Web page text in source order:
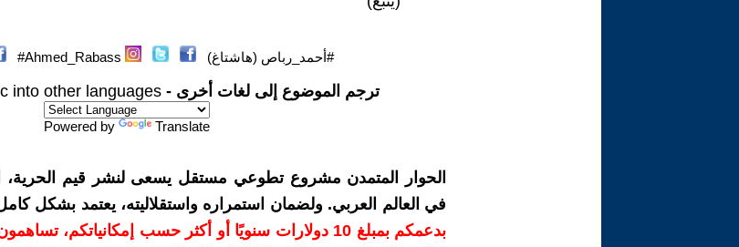
#أحمد_رباص (هاشتاغ) Ahmed_Rabass#
ترجم الموضوع إلى لغات أخرى - into other languages
Powered by Translate
الحوار المتمدن مشروع تطوعي مستقل يسعى لنشر قيم الحرية،
في العالم العربي. ولضمان استمراره واستقلاليته، يعتمد بشكل
بدعمكم بمبلغ 10 دولارات سنويًا أو أكثر حسب إمكانياتكم،